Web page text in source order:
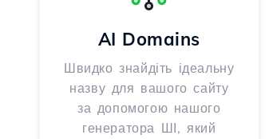
AI Domains
Швидко знайдіть ідеальну
назву для вашого сайту
за допомогою нашого
генератора ШІ, який